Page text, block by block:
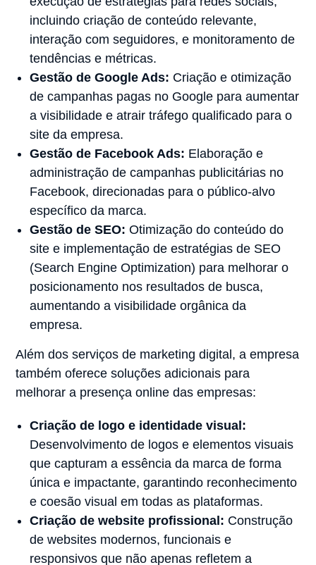
incluindo criação de conteúdo relevante,
interação com seguidores, e monitoramento de
tendências e métricas.
Gestão de Google Ads: Criação e otimização
de campanhas pagas no Google para aumentar
a visibilidade e atrair tráfego qualificado para o
site da empresa.
Gestão de Facebook Ads: Elaboração e
administração de campanhas publicitárias no
Facebook, direcionadas para o público-alvo
específico da marca.
Gestão de SEO: Otimização do conteúdo do
site e implementação de estratégias de SEO
(Search Engine Optimization) para melhorar o
posicionamento nos resultados de busca,
aumentando a visibilidade orgânica da
empresa.
Além dos serviços de marketing digital, a empresa
também oferece soluções adicionais para
melhorar a presença online das empresas:
Criação de logo e identidade visual:
Desenvolvimento de logos e elementos visuais
que capturam a essência da marca de forma
única e impactante, garantindo reconhecimento
e coesão visual em todas as plataformas.
Criação de website profissional: Construção
de websites modernos, funcionais e
responsivos que não apenas refletem a